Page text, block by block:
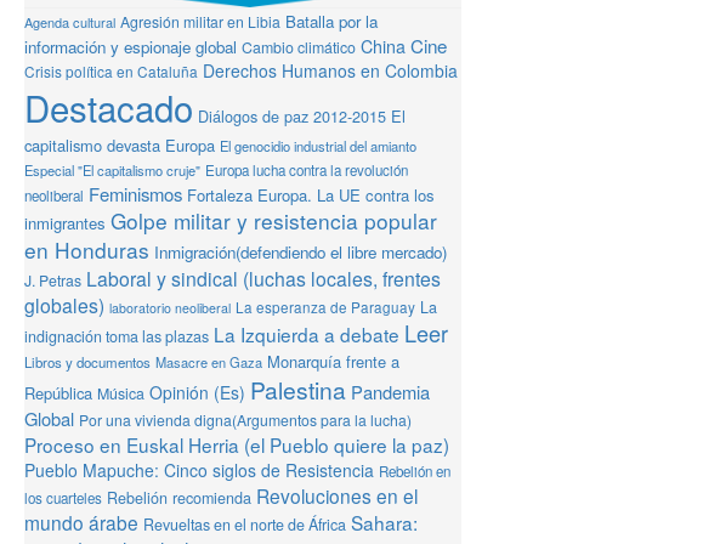
Agenda cultural Agresión militar en Libia Batalla por la
información y espionaje global Cambio climático China Cine
Crisis política en Cataluña Derechos Humanos en Colombia
Destacado Diálogos de paz 2012-2015 El
capitalismo devasta Europa El genocidio industrial del amianto
Especial "El capitalismo cruje" Europa lucha contra la revolución
neoliberal Feminismos Fortaleza Europa. La UE contra los
inmigrantes Golpe militar y resistencia popular
en Honduras Inmigración(defendiendo el libre mercado)
J. Petras Laboral y sindical (luchas locales, frentes
globales) laboratorio neoliberal La esperanza de Paraguay La
indignación toma las plazas La Izquierda a debate Leer
Libros y documentos Masacre en Gaza Monarquía frente a
República Música Opinión (Es) Palestina Pandemia
Global Por una vivienda digna(Argumentos para la lucha)
Proceso en Euskal Herria (el Pueblo quiere la paz)
Pueblo Mapuche: Cinco siglos de Resistencia Rebelión en
los cuarteles Rebelión recomienda Revoluciones en el
mundo árabe Revueltas en el norte de África Sahara: